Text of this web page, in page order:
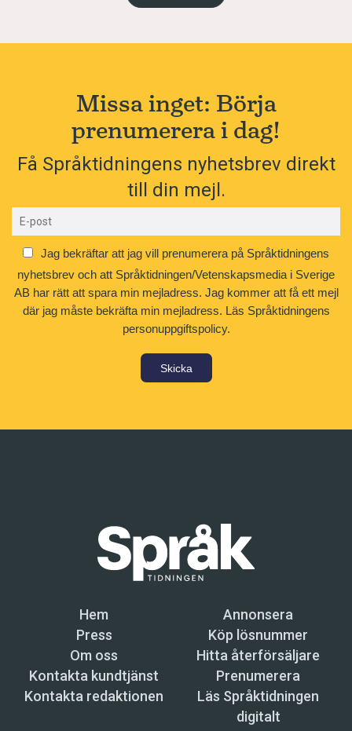
Missa inget: Börja
prenumerera i dag!
Få Språktidningens nyhetsbrev direkt
till din mejl.
Jag bekräftar att jag vill prenumerera på Språktidningens
nyhetsbrev och att Språktidningen/Vetenskapsmedia i Sverige
AB har rätt att spara min mejladress. Jag kommer att få ett mejl
där jag måste bekräfta min mejladress. Läs Språktidningens
personuppgiftspolicy.
Skicka
Hem
Annonsera
Press
Köp lösnummer
Om oss
Hitta återförsäljare
Kontakta kundtjänst
Prenumerera
Kontakta redaktionen
Läs Språktidningen
digitalt